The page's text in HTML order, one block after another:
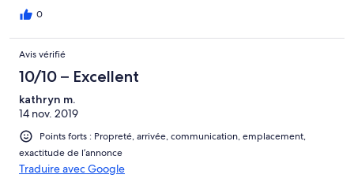
0
Avis vérifié
10/10 – Excellent
kathryn m.
14 nov. 2019
Points forts : Propreté, arrivée, communication, emplacement,
exactitude de l’annonce
Traduire avec Google